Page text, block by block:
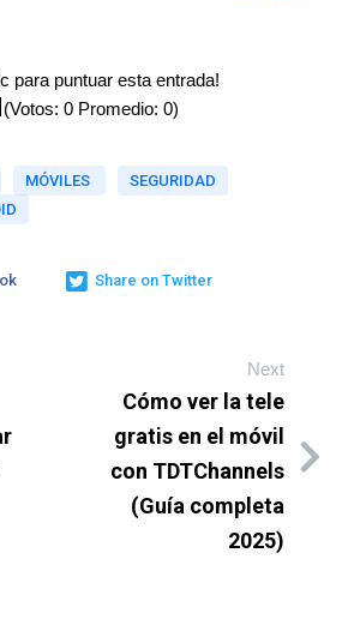
para puntuar esta entrada!
(Votos: 0 Promedio: 0)
MÓVILES
SEGURIDAD
Share on Twitter
Next
Cómo ver la tele
gratis en el móvil
con TDTChannels
(Guía completa
2025)